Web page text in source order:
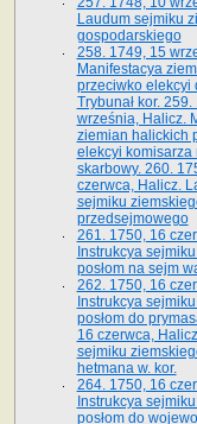
Laudum sejmiku
gospodarskiego
258. 1749, 15
Manifestacya
przeciwko elekcyi
Trybunał kor.
września, Halicz.
ziemian halickich
elekcyi komisarza
skarbowy. 260.
czerwca, Halicz.
sejmiku
przedsejmowego
261. 1750, 16
Instrukcya
posłom na sejm
262. 1750, 16
Instrukcya
posłom do
16 czerwca,
sejmiku
hetmana w. kor.
264. 1750, 16
Instrukcya
posłom do